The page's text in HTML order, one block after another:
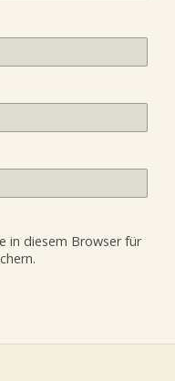
in diesem Browser für